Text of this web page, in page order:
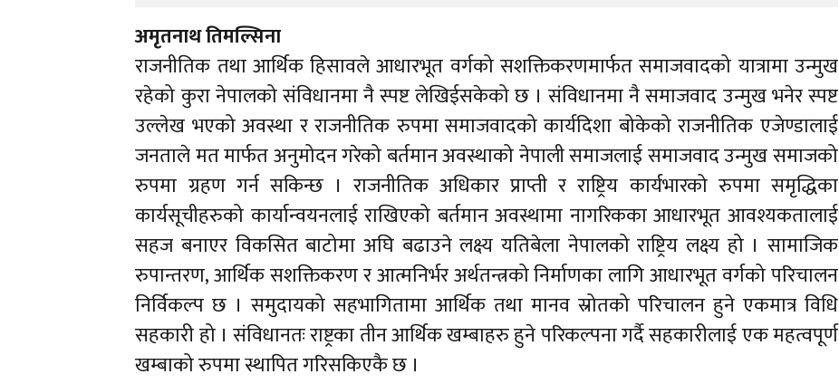
अमृतनाथ तिमल्सिना
राजनीतिक तथा आर्थिक हिसावले आधारभूत वर्गको सशक्तिकरणमार्फत समाजवादको यात्रामा उन्मुख
रहेको कुरा नेपालको संविधानमा नै स्पष्ट लेखिईसकेको छ । संविधानमा नै समाजवाद उन्मुख भनेर स्पष्ट
उल्लेख भएको अवस्था र राजनीतिक रुपमा समाजवादको कार्यदिशा बोकेको राजनीतिक एजेण्डालाई
जनताले मत मार्फत अनुमोदन गरेको बर्तमान अवस्थाको नेपाली समाजलाई समाजवाद उन्मुख समाजको
रुपमा ग्रहण गर्न सकिन्छ । राजनीतिक अधिकार प्राप्ती र राष्ट्रिय कार्यभारको रुपमा समृद्धिका
कार्यसूचीहरुको कार्यान्वयनलाई राखिएको बर्तमान अवस्थामा नागरिकका आधारभूत आवश्यकतालाई
सहज बनाएर विकसित बाटोमा अघि बढाउने लक्ष्य यतिबेला नेपालको राष्ट्रिय लक्ष्य हो । सामाजिक
रुपान्तरण, आर्थिक सशक्तिकरण र आत्मनिर्भर अर्थतन्त्रको निर्माणका लागि आधारभूत वर्गको परिचालन
निर्विकल्प छ । समुदायको सहभागितामा आर्थिक तथा मानव स्रोतको परिचालन हुने एकमात्र विधि
सहकारी हो । संविधानतः राष्ट्रका तीन आर्थिक खम्बाहरु हुने परिकल्पना गर्दै सहकारीलाई एक महत्वपूर्ण
खम्बाको रुपमा स्थापित गरिसकिएकै छ ।